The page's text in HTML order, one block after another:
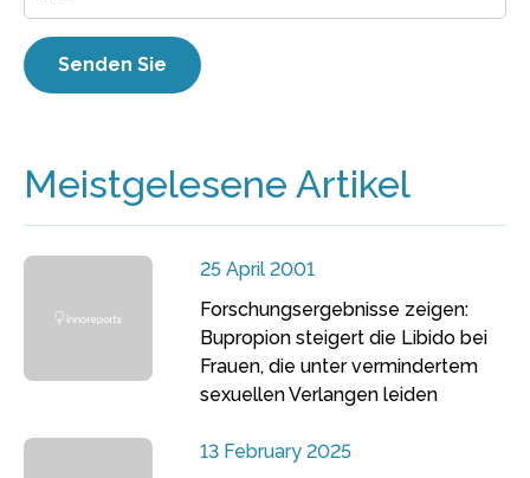
Meistgelesene Artikel
25 April 2001
Forschungsergebnisse zeigen:
Bupropion steigert die Libido bei
Frauen, die unter vermindertem
sexuellen Verlangen leiden
13 February 2025